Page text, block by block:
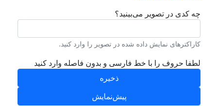
چه کدی در تصویر می‌بینید؟
کاراکترهای نمایش داده شده در تصویر را وارد کنید.
لطفا حروف را با خط فارسی و بدون فاصله وارد کنید